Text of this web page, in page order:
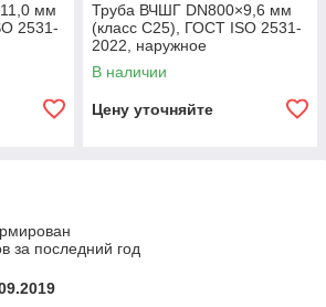
мм
2531-
Труба ВЧШГ DN800×9,6 мм
(класс C25), ГОСТ ISO 2531-
2022, наружное
полиуретановое покрытие,
внутреннее цементно-
В наличии
Цену уточняйте
за последний год